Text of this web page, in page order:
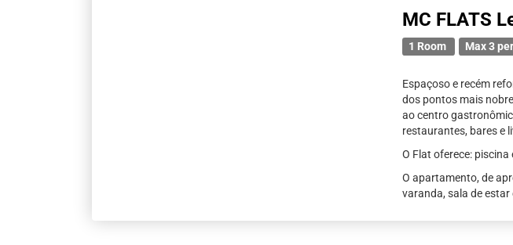
MC FLATS
1 Room Max 3
Espaçoso e recém
dos pontos mais
ao centro
restaurantes, bares e
O Flat oferece:
O apartamento, de
varanda, sala de